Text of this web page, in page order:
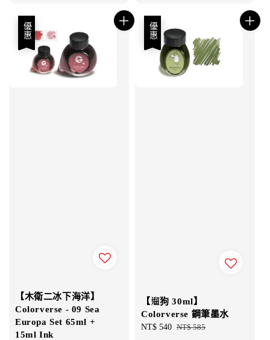
優惠
【木衛二冰下海洋】
Colorverse - 09 Sea
Europa Set 65ml +
15ml Ink
優惠
【遛狗 30ml】
Colorverse 鋼筆墨水
Sale
NT$ 540 Regular
NT$ 585